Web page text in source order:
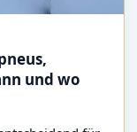
und wo